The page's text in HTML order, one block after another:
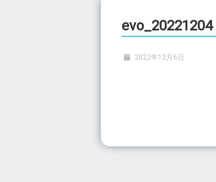
中学生クラス
高校生クラス
evo_20221204
2022年12月6日